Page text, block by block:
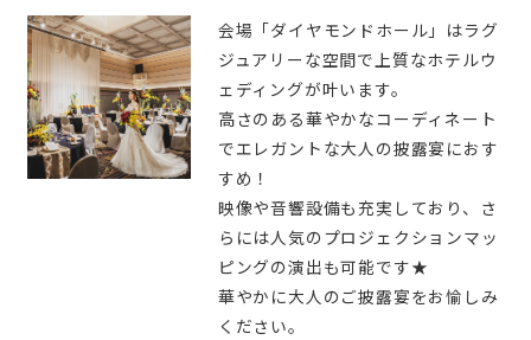
会場「ダイヤモンドホール」はラグ
ジュアリーな空間で上質なホテルウ
ェディングが叶います。
高さのある華やかなコーディネート
でエレガントな大人の披露宴におす
すめ！
映像や音響設備も充実しており、さ
らには人気のプロジェクションマッ
ピングの演出も可能です★
華やかに大人のご披露宴をお愉しみ
ください。